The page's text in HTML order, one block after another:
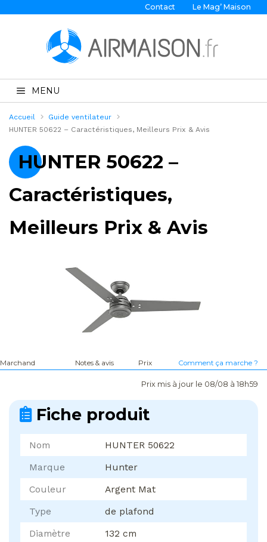
Contact Le Mag’ Maison
MENU
Accueil
Guide ventilateur
HUNTER 50622 – Caractéristiques, Meilleurs Prix & Avis
HUNTER 50622 –
Caractéristiques,
Meilleurs Prix & Avis
Marchand Notes & avis Prix Comment ça marche ?
Prix mis à jour le 08/08 à 18h59
Fiche produit
Nom
HUNTER 50622
Marque
Hunter
Couleur
Argent Mat
Type
de plafond
Diamètre
132 cm